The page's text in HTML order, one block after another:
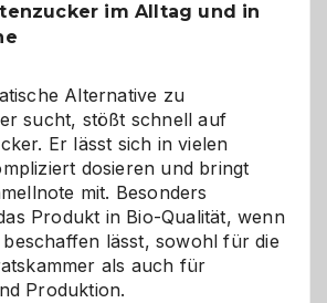
Gefahr
für
Hunde
im
eigenen
Zuhause
im Alltag und in
Alternative zu
sucht, stößt schnell auf
Er lässt sich in vielen
dosieren und bringt
mit. Besonders
Produkt in Bio-Qualität, wenn
lässt, sowohl für die
als auch für
Produktion.